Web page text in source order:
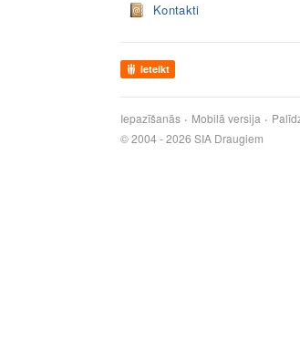
Kontakti
Ieteikt
Iepazīšanās Mobilā versija
© 2004 - 2026 SIA Draugiem